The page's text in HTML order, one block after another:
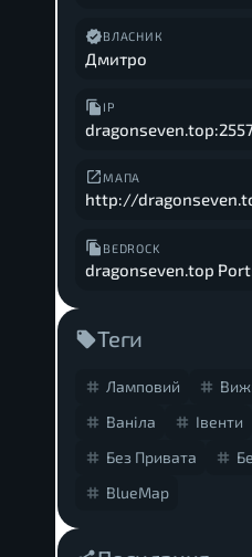
ВЛАСНИК
Дмитро
IP
МАПА
http://
BEDROCK
dragonseven.top
Теги
Ламповий
Ваніла
Івенти
Без Привата
BlueMap